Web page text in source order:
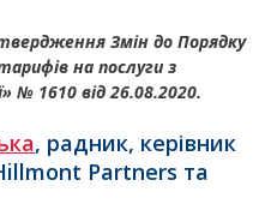
Змін до Порядку
на послуги з
№ 1610 від 26.08.2020.
, радник, керівник
Partners та